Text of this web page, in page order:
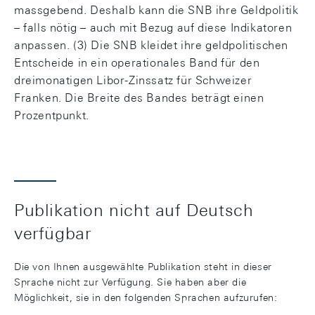
massgebend. Deshalb kann die SNB ihre Geldpolitik
– falls nötig – auch mit Bezug auf diese Indikatoren
anpassen. (3) Die SNB kleidet ihre geldpolitischen
Entscheide in ein operationales Band für den
dreimonatigen Libor-Zinssatz für Schweizer
Franken. Die Breite des Bandes beträgt einen
Prozentpunkt.
Publikation nicht auf Deutsch
verfügbar
Die von Ihnen ausgewählte Publikation steht in dieser
Sprache nicht zur Verfügung. Sie haben aber die
Möglichkeit, sie in den folgenden Sprachen aufzurufen: